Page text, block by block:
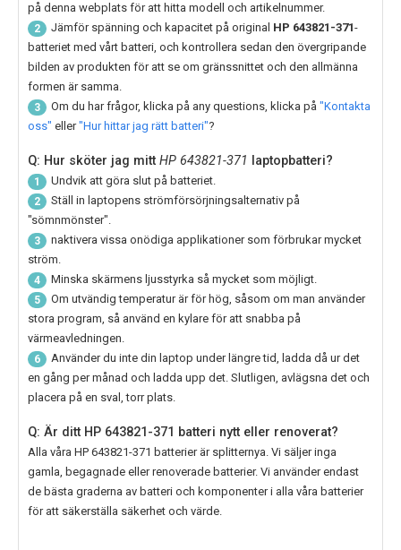
på denna webplats för att hitta modell och artikelnummer.
2 Jämför spänning och kapacitet på original HP 643821-371-
batteriet med vårt batteri, och kontrollera sedan den övergripande
bilden av produkten för att se om gränssnittet och den allmänna
formen är samma.
3 Om du har frågor, klicka på any questions, klicka på "Kontakta
oss" eller"Hur hittar jag rätt batteri"?
Q: Hur sköter jag mitt HP 643821-371 laptopbatteri?
1 Undvik att göra slut på batteriet.
2
Ställ in laptopens strömförsörjningsalternativ på
"sömnmönster".
3
naktivera vissa onödiga applikationer som förbrukar mycket
ström.
4 Minska skärmens ljusstyrka så mycket som möjligt.
5
Om utvändig temperatur är för hög, såsom om man använder
stora program, så använd en kylare för att snabba på
värmeavledningen.
6
Använder du inte din laptop under längre tid, ladda då ur det
en gång per månad och ladda upp det. Slutligen, avlägsna det och
placera på en sval, torr plats.
Q: Är ditt HP 643821-371 batteri nytt eller renoverat?
Alla våra HP 643821-371 batterier är splitternya. Vi säljer inga
gamla, begagnade eller renoverade batterier. Vi använder endast
de bästa graderna av batteri och komponenter i alla våra batterier
för att säkerställa säkerhet och värde.